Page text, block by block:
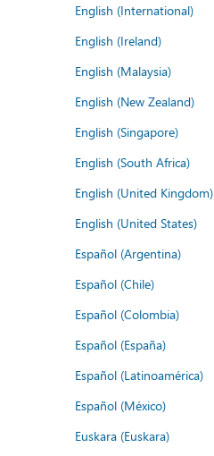
English (International)
English (Ireland)
English (Malaysia)
English (New Zealand)
English (Singapore)
English (South Africa)
English (United Kingdom)
English (United States)
Español (Argentina)
Español (Chile)
Español (Colombia)
Español (España)
Español (Latinoamérica)
Español (México)
Euskara (Euskara)